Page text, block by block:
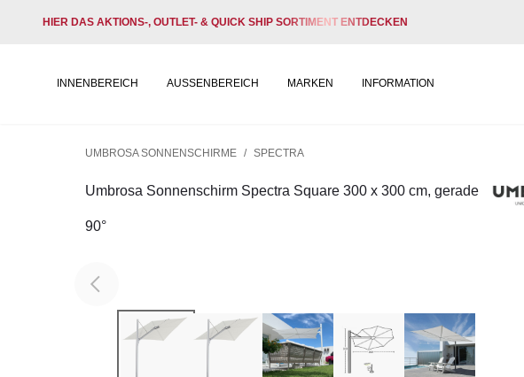
HIER DAS AKTIONS-, OUTLET- & QUICK SHIP SORTIMENT ENTDECKEN
INNENBEREICH AUSSENBEREICH MARKEN INFORMATION
UMBROSA SONNENSCHIRME / SPECTRA
Umbrosa Sonnenschirm Spectra Square 300 x 300 cm, gerade
90°